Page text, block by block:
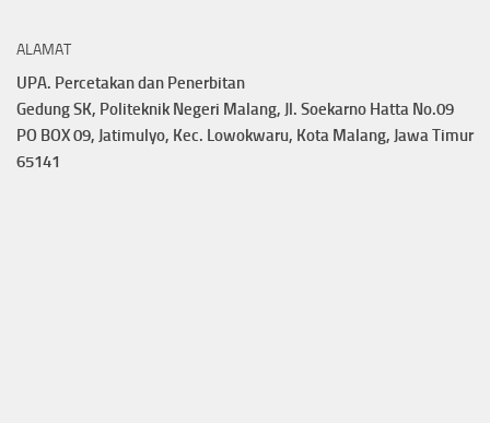
ALAMAT
UPA. Percetakan dan Penerbitan
Gedung SK, Politeknik Negeri Malang, Jl. Soekarno Hatta No.09
PO BOX 09, Jatimulyo, Kec. Lowokwaru, Kota Malang, Jawa Timur
65141